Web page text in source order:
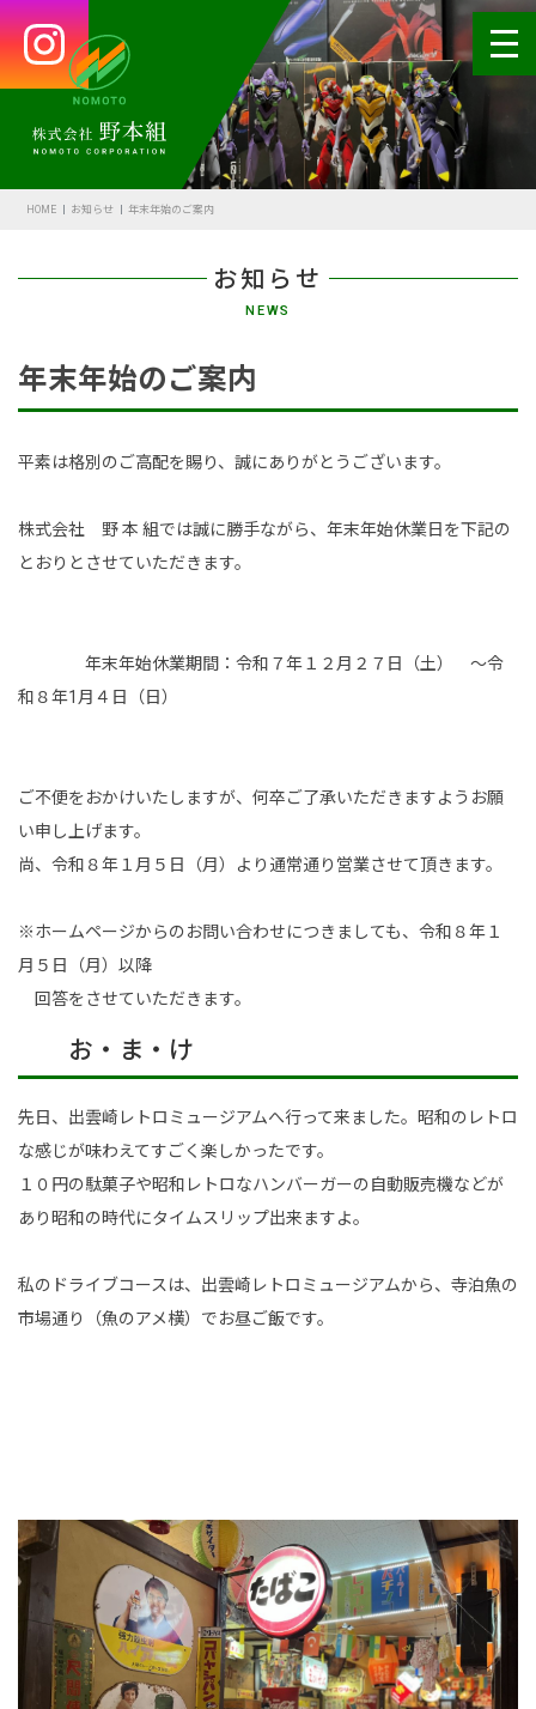
お知らせ
NEWS
HOME お知らせ 年末年始のご案内
年末年始のご案内
平素は格別のご高配を賜り、誠にありがとうございます。
株式会社 野 本 組では誠に勝手ながら、年末年始休業日を下記の
とおりとさせていただきます。
年末年始休業期間：令和７年１２月２７日（土） ～令
和８年1月４日（日）
ご不便をおかけいたしますが、何卒ご了承いただきますようお願
い申し上げます。
尚、令和８年１月５日（月）より通常通り営業させて頂きます。
※ホームページからのお問い合わせにつきましても、令和８年１
月５日（月）以降
回答をさせていただきます。
お・ま・け
先日、出雲崎レトロミュージアムへ行って来ました。昭和のレトロ
な感じが味わえてすごく楽しかったです。
１０円の駄菓子や昭和レトロなハンバーガーの自動販売機などが
あり昭和の時代にタイムスリップ出来ますよ。
私のドライブコースは、出雲崎レトロミュージアムから、寺泊魚の
市場通り（魚のアメ横）でお昼ご飯です。
HOME
代表あいさつ
会社概要・沿革
受賞歴
事業内容
建築部門
お知らせ
採用メッセージ
野本組紹介MOVIE
社員紹介・インタビュー
新卒採用情報
一般採用 アグリ事業部
社内制度・福利厚生